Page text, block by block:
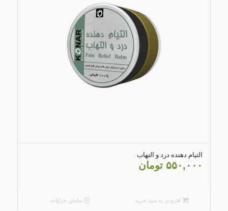
5.00
التیام دهنده درد و التهاب
۵۵۰,۰۰۰ تومان
افزودن به سبد خرید نمایش جزئیات